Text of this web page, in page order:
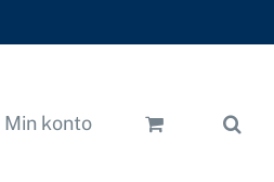
Min konto